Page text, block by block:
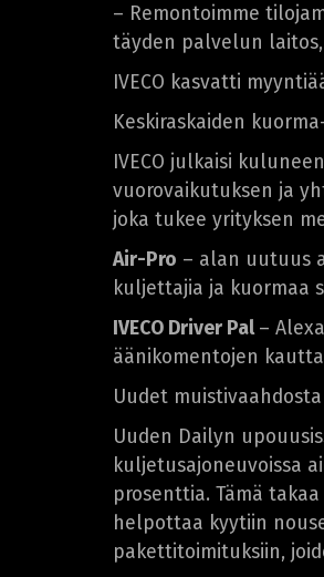
– Remontoimme
täyden palvelun
IVECO kasvatti
Keskiraskaiden
IVECO julkaisi
vuorovaikutuksen ja
joka tukee yrityksen
Air-Pro – alan uutuus
kuljettajia ja kuormaa
IVECO Driver Pal–
äänikomentojen
Uudet
Uuden Dailyn
kuljetusajoneuvoissa
prosenttia. Tämä
helpottaa kyytiin
pakettitoimituksiin,